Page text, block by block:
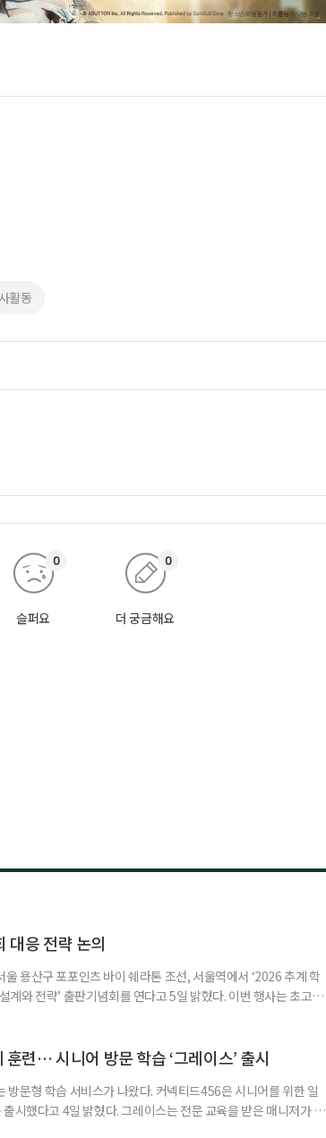
활동
슬퍼요
0
더 궁금해요
0
대응 전략 논의
용산구 포포인츠 바이 쉐라톤 조선, 서울역에서 ‘2026 추계 학
계와 전략’ 출판기념회를 연다고 5일 밝혔다. 이번 행사는 초고령
저자들이 돌봄과 금융, 헬스케어, 여가, 식품, 디지털 기술 등
련… 시니어 방문 학습 ‘그레이스’ 출시
방문형 학습 서비스가 나왔다. 커넥티드456은 시니어를 위한 일
시했다고 4일 밝혔다. 그레이스는 전문 교육을 받은 매니저가 주